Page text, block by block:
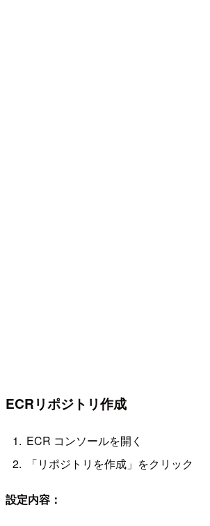
ECRリポジトリ作成
ECR コンソールを開く
「リポジトリを作成」をクリック
設定内容：